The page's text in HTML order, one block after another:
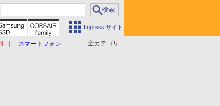
Impress サイト
全カテゴリ
スマートフォン